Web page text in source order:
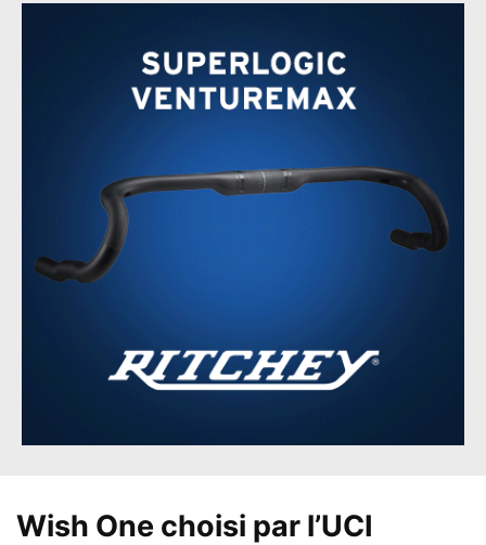
Wish One choisi par l’UCI